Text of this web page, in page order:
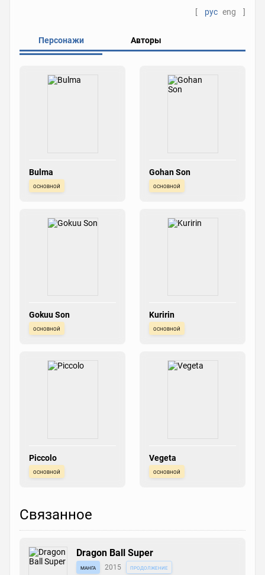
[ рус eng ]
Персонажи Авторы
Bulma
основной
Gohan Son
основной
Gokuu Son
основной
Kuririn
основной
Piccolo
основной
Vegeta
основной
Связанное
Dragon Ball Super
манга 2015 продолжение